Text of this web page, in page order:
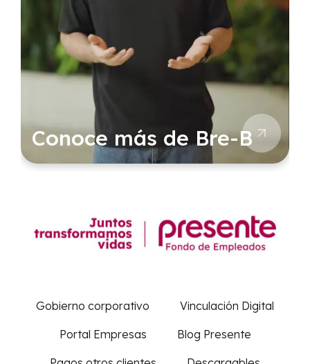
Conoce más de Bre-B
Gobierno corporativo Vinculación Digital
Portal Empresas Blog Presente